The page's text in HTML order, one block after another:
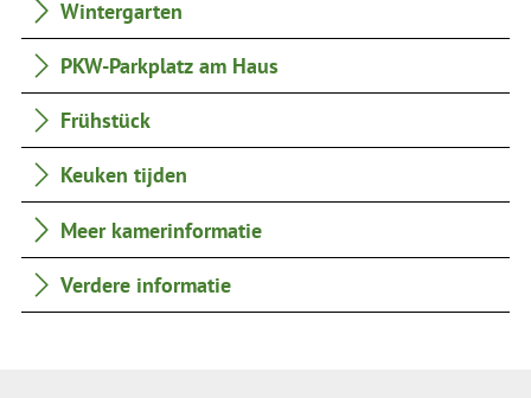
Wintergarten
PKW-Parkplatz am Haus
Frühstück
Keuken tijden
Meer kamerinformatie
Verdere informatie